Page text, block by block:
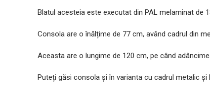
Blatul acesteia este executat din PAL melaminat de
Consola are o înălțime de 77 cm, având cadrul din
Aceasta are o lungime de 120 cm, pe când
Puteți găsi consola și în varianta cu cadrul metalic și